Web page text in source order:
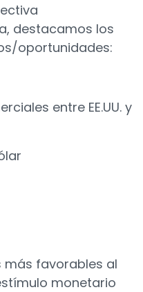
destacamos los
oportunidades:
entre EE.UU. y
más favorables al
monetario